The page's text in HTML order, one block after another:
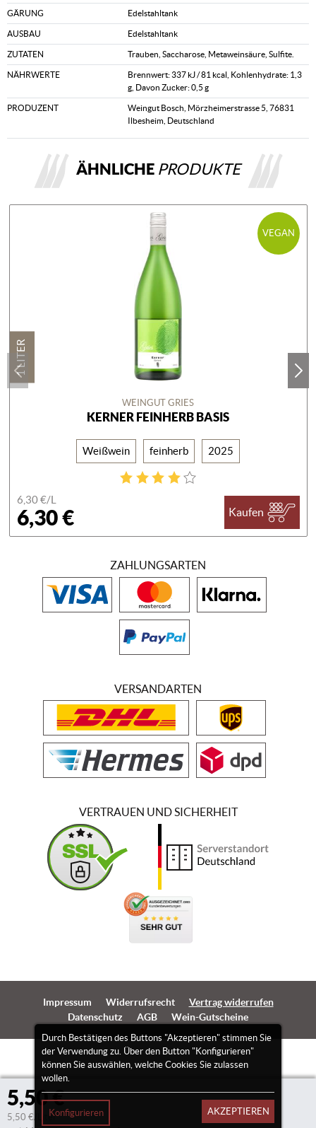
5,50 €
5,50 €/Liter
GÄRUNG Edelstahltank
AUSBAU Edelstahltank
ZUTATEN Trauben, Saccharose, Metaweinsäure, Sulfite.
NÄHRWERTE
Brennwert: 337 kJ / 81 kcal, Kohlenhydrate: 1,3
g, Davon Zucker: 0,5 g
PRODUZENT
Weingut Bosch, Mörzheimerstrasse 5, 76831
Ilbesheim, Deutschland
ÄHNLICHE PRODUKTE
VEGAN
1 LITER
WEINGUT GRIES
KERNER FEINHERB BASIS
Weißwein feinherb 2025
6,30 €/L
6,30 € Kaufen
Durch Bestätigen des Buttons "Akzeptieren" stimmen Sie
der Verwendung zu. Über den Button "Konfigurieren"
können Sie auswählen, welche Cookies Sie zulassen
wollen.
Konfigurieren AKZEPTIEREN
ZAHLUNGSARTEN
VERSANDARTEN
VERTRAUEN UND SICHERHEIT
Impressum Widerrufsrecht
Vertrag widerrufen
Datenschutz
AGB Wein-Gutscheine